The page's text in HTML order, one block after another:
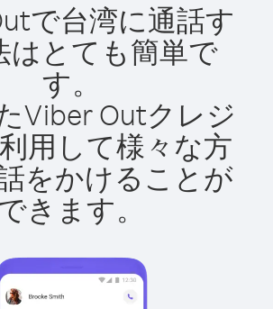
で台湾に通話す
はとても簡単で
す。
Viber Outクレジ
用して様々な方
をかけることが
きます。